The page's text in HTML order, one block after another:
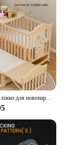
Змінне дитяче ліжко для новонароджених з масиву дерева, нефарбоване дитяче ліжко, колиска, ліжко, робочий стіл, який можна з’єднати ​ ​ У велике ліжко